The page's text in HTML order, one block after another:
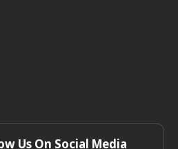
Us On Social Media